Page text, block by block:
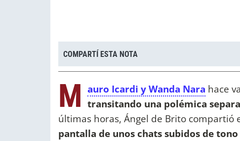
COMPARTÍ ESTA NOTA
M auro Icardi y Wanda Nara hace
transitando una polémica
últimas horas, Ángel de Brito compartió
pantalla de unos chats subidos de tono